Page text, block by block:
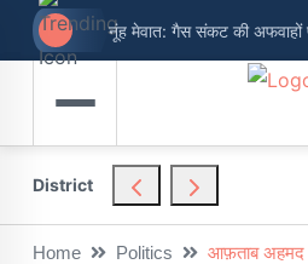
नूंह मेवात: गैस संकट की अफवाहों
District
Nuh Palwal
Home Politics आफ़ताब अहमद